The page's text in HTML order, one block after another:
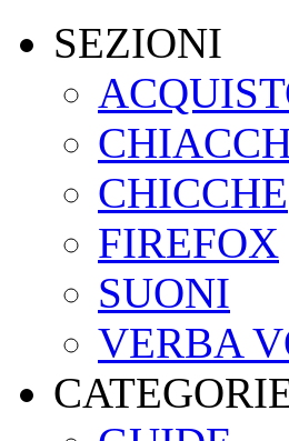
SEZIONI
CHICCHE
FIREFOX
SUONI
VERBA